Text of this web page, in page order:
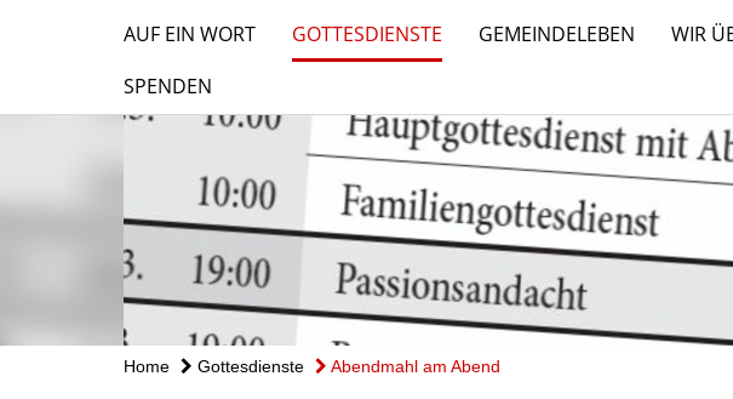
AUF EIN WORT GOTTESDIENSTE GEMEINDELEBEN WIR
SPENDEN
Home Gottesdienste Abendmahl am Abend